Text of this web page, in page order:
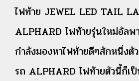
ไฟท้าย JEWEL LED TAIL
ALPHARD ไฟท้ายรุ่นใหม่อัลพ
กำลังมองหาไฟท้ายดีๆสักหนึ่ง
รถ ALPHARD ไฟท้ายตัวนี้ก็เ